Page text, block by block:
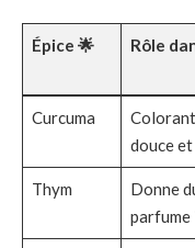
Épice 🌟 Rôle
Curcuma
douce
Thym
Donne
parfume